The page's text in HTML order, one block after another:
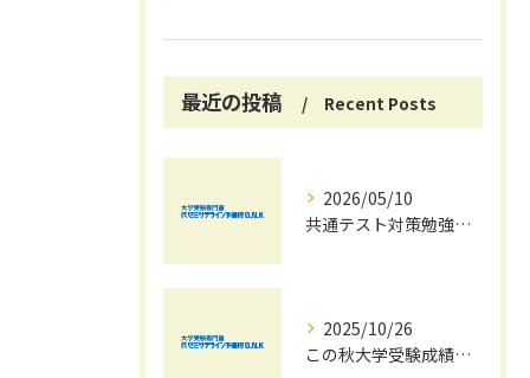
最近の投稿 Recent Posts
2026/05/10
共通テスト対策勉強は早めに始めましょう！
2025/10/26
この秋大学受験成績大幅UPの秘訣